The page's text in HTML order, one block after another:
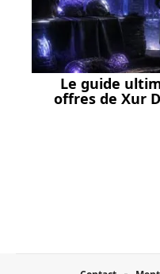
Le guide
offres de Xur